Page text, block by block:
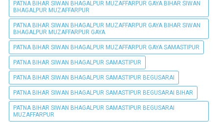
PATNA BIHAR SIWAN BHAGALPUR MUZAFFARPUR GAYA BIHAR SIWAN
BHAGALPUR MUZAFFARPUR
PATNA BIHAR SIWAN BHAGALPUR MUZAFFARPUR GAYA BIHAR SIWAN
BHAGALPUR MUZAFFARPUR GAYA
PATNA BIHAR SIWAN BHAGALPUR MUZAFFARPUR GAYA SAMASTIPUR
PATNA BIHAR SIWAN BHAGALPUR SAMASTIPUR
PATNA BIHAR SIWAN BHAGALPUR SAMASTIPUR BEGUSARAI
PATNA BIHAR SIWAN BHAGALPUR SAMASTIPUR BEGUSARAI BIHAR
PATNA BIHAR SIWAN BHAGALPUR SAMASTIPUR BEGUSARAI
MUZAFFARPUR